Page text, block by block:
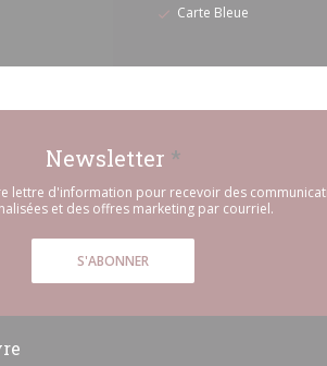
Carte Bleue
Newsletter *
lettre d'information pour recevoir des
et des offres marketing par courriel.
S'ABONNER